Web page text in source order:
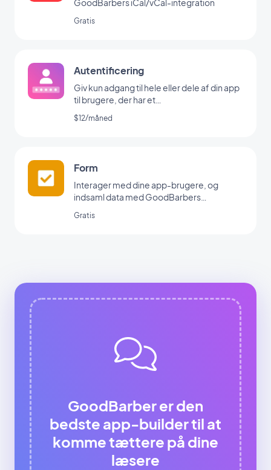
GoodBarbers iCal/vCal-integration
Gratis
Autentificering
Giv kun adgang til hele eller dele af din app
til brugere, der har et
brugernavn/password
$12/måned
Form
Interager med dine app-brugere, og
indsaml data med GoodBarbers
Gratis
GoodBarber er den
bedste app-builder til at
komme tættere på dine
læsere